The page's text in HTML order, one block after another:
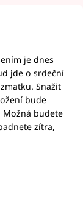
je dnes
jde o srdeční
Snažit
bude
Možná budete
zítra,